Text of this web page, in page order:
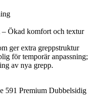
Ökad komfort och textur
ger extra greppstruktur
för temporär anpassning;
av nya grepp.